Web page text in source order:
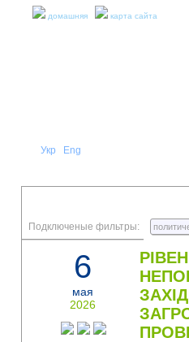
домашняя карта сайта
Укр Eng
Подключеные фильтры:
6
мая
2026